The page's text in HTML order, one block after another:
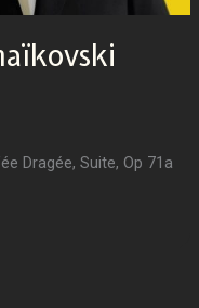
Dragée, Suite, Op 71a